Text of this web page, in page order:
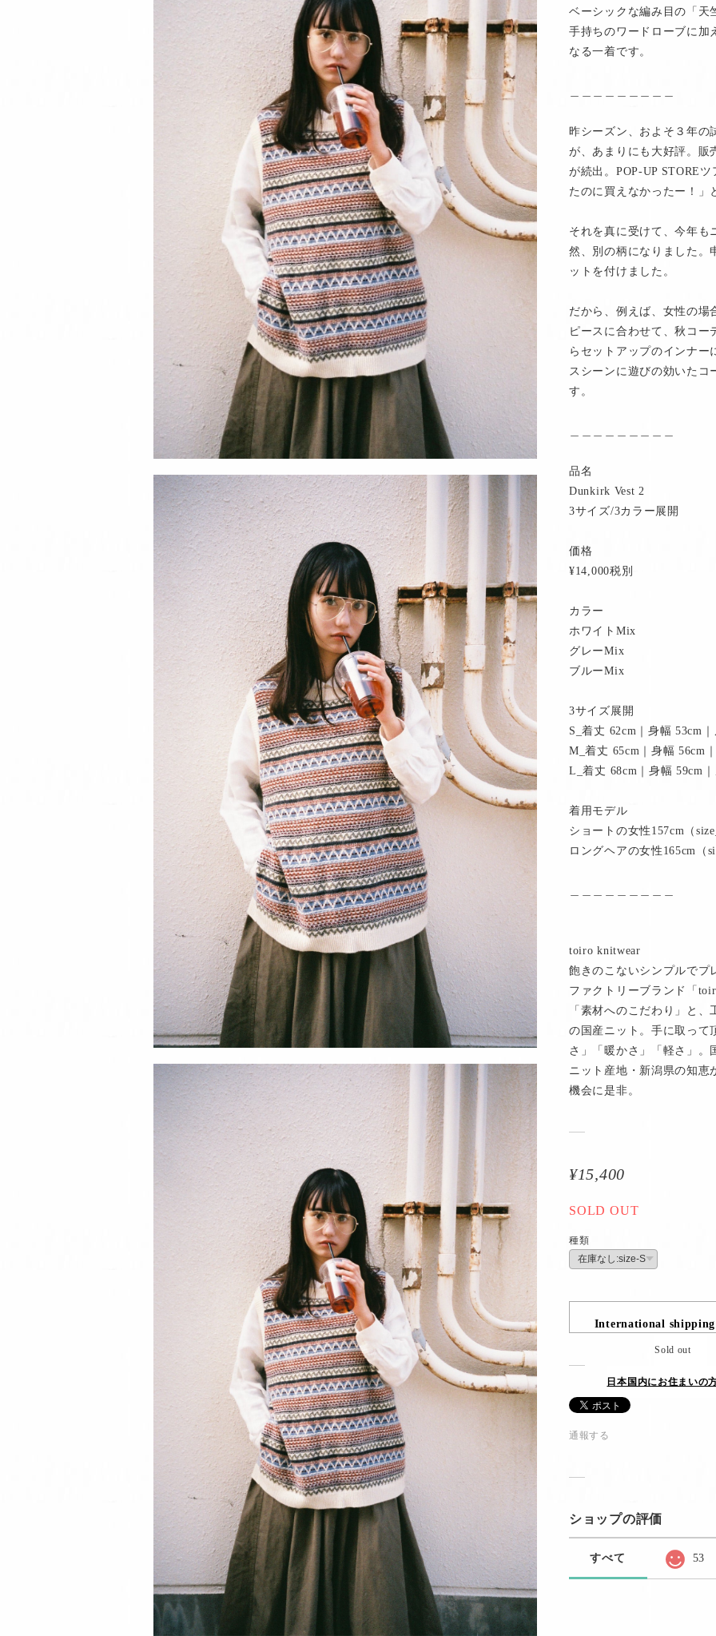
ベーシックな編み目の「天
手持ちのワードローブに加
なる一着です。
昨シーズン、およそ３年の
が、あまりにも大好評。販
が続出。POP-UP STORE
たのに買えなかったー！」
それを真に受けて、今年も
然、別の柄になりました。
ットを付けました。
だから、例えば、女性の場
ピースに合わせて、秋コー
らセットアップのインナー
スシーンに遊びの効いたコ
す。
品名
Dunkirk Vest 2
3サイズ/3カラー展開
価格
¥14,000税別
カラー
ホワイトMix
グレーMix
ブルーMix
3サイズ展開
S_着丈 62cm｜身幅 53cm
M_着丈 65cm｜身幅 56cm
L_着丈 68cm｜身幅 59cm
着用モデル
ショートの女性157cm（
ロングヘアの女性165cm（
toiro knitwear
飽きのこないシンプルでプ
ファクトリーブランド「
「素材へのこだわり」と
の国産ニット。手に取って
さ」「暖かさ」「軽さ」。
ニット産地・新潟県の知恵
機会に是非。
¥15,400
SOLD OUT
種類
International
Sold out
日本国内にお住まいの
通報する
ショップの評価
すべて 53